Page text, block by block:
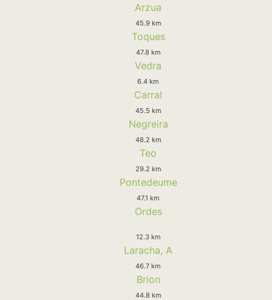
Arzua
45.9 km
Toques
47.8 km
Vedra
6.4 km
Carral
45.5 km
Negreira
48.2 km
Teo
29.2 km
Pontedeume
47.1 km
Ordes
12.3 km
Laracha, A
46.7 km
Brion
44.8 km